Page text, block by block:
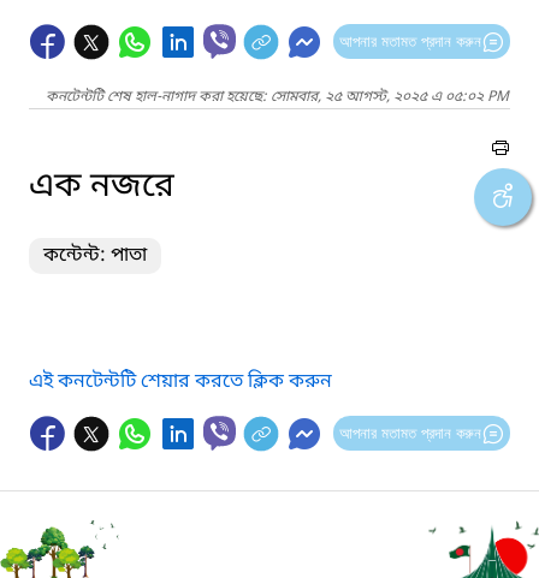
আপনার মতামত প্রদান করুন
কনটেন্টটি শেষ হাল-নাগাদ করা হয়েছে: সোমবার, ২৫ আগস্ট, ২০২৫ এ ০৫:০২ PM
এক নজরে
কন্টেন্ট: পাতা
এই কনটেন্টটি শেয়ার করতে ক্লিক করুন
আপনার মতামত প্রদান করুন